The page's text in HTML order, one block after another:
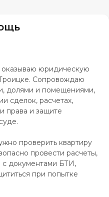
оказываю юридическую
Сопровождаю
долями и помещениями,
сделок, расчетах,
права и защите
проверить квартиру
провести расчеты,
с документами БТИ,
при попытке